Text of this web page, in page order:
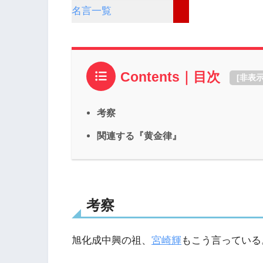
名言一覧
Contents｜目次 [非表
考察
関連する『黄金律』
考察
旭化成中興の祖、 宮崎輝もこう言っている